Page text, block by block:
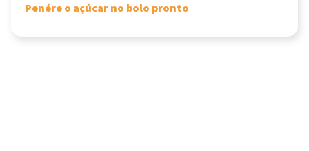
Penére o açúcar no bolo pronto